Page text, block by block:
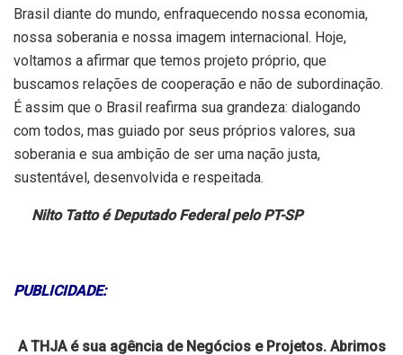
Brasil diante do mundo, enfraquecendo nossa economia,
nossa soberania e nossa imagem internacional. Hoje,
voltamos a afirmar que temos projeto próprio, que
buscamos relações de cooperação e não de subordinação.
É assim que o Brasil reafirma sua grandeza: dialogando
com todos, mas guiado por seus próprios valores, sua
soberania e sua ambição de ser uma nação justa,
sustentável, desenvolvida e respeitada.
Nilto Tatto é Deputado Federal pelo PT-SP
PUBLICIDADE:
A THJA é sua agência de Negócios e Projetos. Abrimos